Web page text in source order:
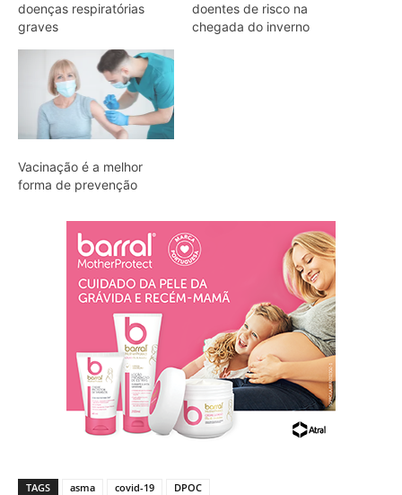
doenças respiratórias
graves
doentes de risco na
chegada do inverno
Vacinação é a melhor
forma de prevenção
TAGS asma covid-19
DPOC